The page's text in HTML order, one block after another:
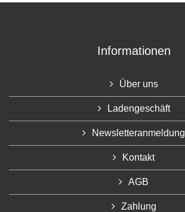
Informationen
Über uns
Ladengeschäft
Newsletteranmeldung
Kontakt
AGB
Zahlung